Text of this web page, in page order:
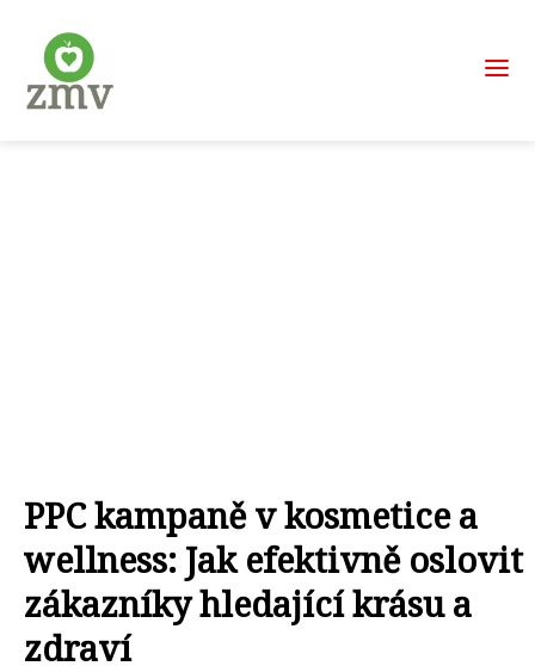
PPC kampaně v kosmetice a
wellness: Jak efektivně oslovit
zákazníky hledající krásu a
zdraví